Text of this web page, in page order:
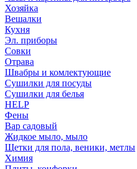
Хозяйка
Вешалки
Кухня
Эл. приборы
Совки
Отрава
Швабры и комлектующие
Сушилки для посуды
Сушилки для белья
HELP
Фены
Вар садовый
Жидкое мыло, мыло
Щетки для пола, веники, метлы
Химия